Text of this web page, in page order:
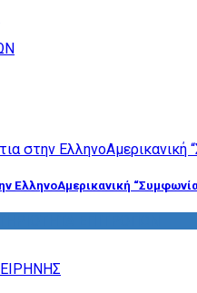
ΕλληνοΑμερικανική